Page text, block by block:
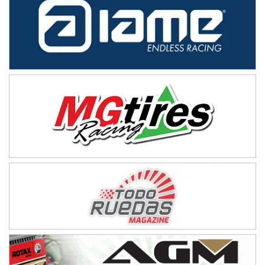
Ramiro Tot (Asfalto)
Baradero (Buenos Aires)
KDO - F6
Ciudad de Trenque Lauquen (Asfalto)
Parque de la Velocidad (Asfalto)
Villaguay (Entre Ríos)
VICTORIENSE - F7
Humboldt (Santa Fe)